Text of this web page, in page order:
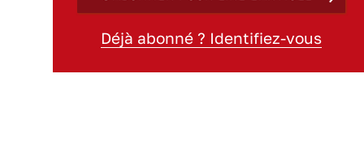
Déjà abonné ? Identifiez-vous